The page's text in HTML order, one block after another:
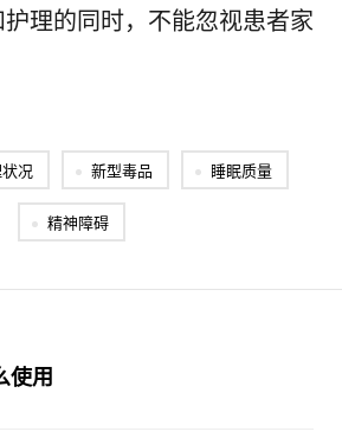
理的同时，不能忽视患者家
况 新型毒品 睡眠质量
精神障碍
使用